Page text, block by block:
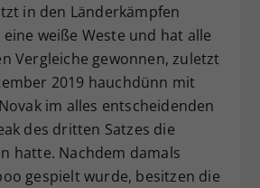
in den Länderkämpfen
weiße Weste und hat alle
Vergleiche gewonnen, zuletzt
2019 hauchdünn mit
im alles entscheidenden
des dritten Satzes die
hatte. Nachdem damals
gespielt wurde, besitzen die